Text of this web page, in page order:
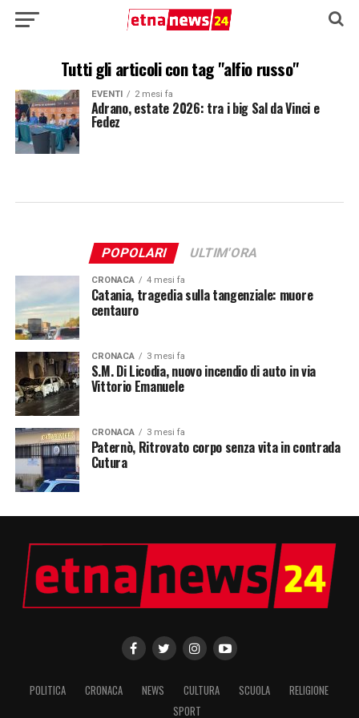
Tutti gli articoli con tag "alfio russo"
EVENTI 2 mesi fa
Adrano, estate 2026: tra i big Sal da Vinci e
Fedez
POPOLARI ULTIM'ORA
CRONACA 4 mesi fa
Catania, tragedia sulla tangenziale: muore
centauro
CRONACA 3 mesi fa
S.M. Di Licodia, nuovo incendio di auto in via
Vittorio Emanuele
CRONACA 3 mesi fa
Paternò, Ritrovato corpo senza vita in contrada
Cutura
POLITICA CRONACA NEWS CULTURA SCUOLA
RELIGIONE
SPORT